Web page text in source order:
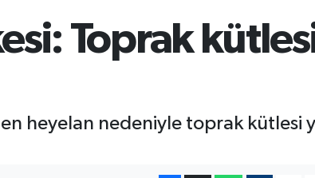
Toprak
heyelan nedeniyle toprak kütlesi